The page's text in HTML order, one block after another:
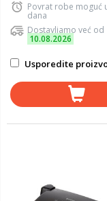
Povrat robe moguć
dana
Dostavljamo već od
10.08.2026
Usporedite